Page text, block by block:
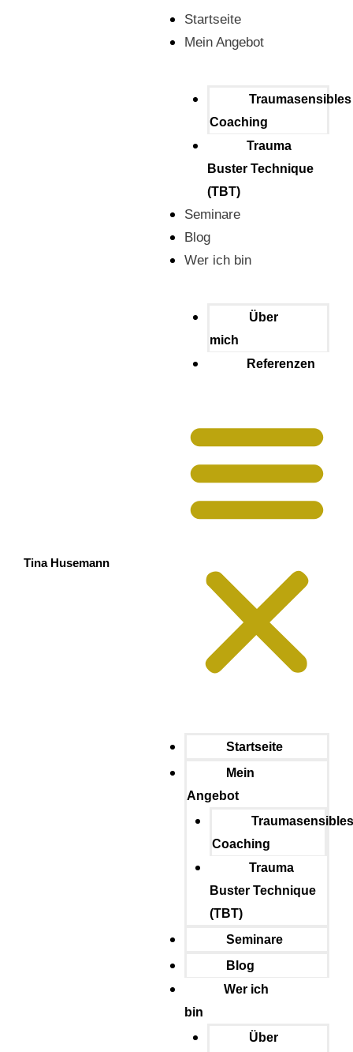
Tina Husemann
Startseite
Mein Angebot
Traumasensibles
Coaching
Trauma
Buster Technique
(TBT)
Seminare
Blog
Wer ich bin
Über
mich
Referenzen
Startseite
Mein
Angebot
Traumasensibles
Coaching
Trauma
Buster Technique
(TBT)
Seminare
Blog
Wer ich
bin
Über